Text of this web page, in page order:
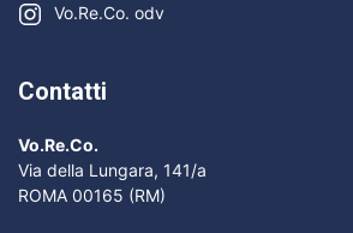
Vo.Re.Co. odv
Contatti
Vo.Re.Co.
Via della Lungara, 141/a
ROMA 00165 (RM)